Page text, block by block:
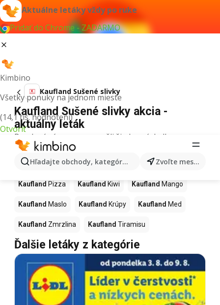
Aktuálne letáky vždy po ruke
Pridať do Chrome - ZADARMO
Kimbino
Všetky ponuky na jednom mieste
(14,1 tis. hodnotení)
Otvoriť
Hľadajte obchody, kategórie, produkty... Zvoľte mesto
Kaufland Sušené slivky
Kaufland Sušené slivky akcia -
aktuálny leták
Pre daný výraz sme nenašli žiadne výsledky.
Ďalšie produkty v obchodoch
Kaufland
Kaufland Pizza Kaufland Kiwi Kaufland Mango
Kaufland Maslo Kaufland Krúpy Kaufland Med
Kaufland Zmrzlina Kaufland Tiramisu
Ďalšie letáky z kategórie